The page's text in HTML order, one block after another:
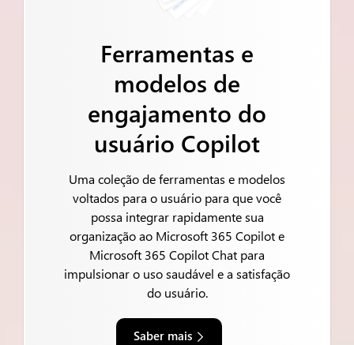
Ferramentas e
modelos de
engajamento do
usuário Copilot
Uma coleção de ferramentas e modelos
voltados para o usuário para que você
possa integrar rapidamente sua
organização ao Microsoft 365 Copilot e
Microsoft 365 Copilot Chat para
impulsionar o uso saudável e a satisfação
do usuário.
Saber mais